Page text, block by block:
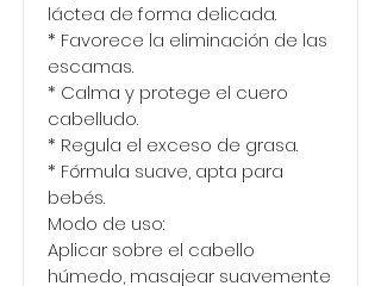
láctea de forma delicada.
* Favorece la eliminación de las
escamas.
* Calma y protege el cuero
cabelludo.
* Regula el exceso de grasa.
* Fórmula suave, apta para
bebés.
Modo de uso:
Aplicar sobre el cabello
húmedo, masajear suavemente